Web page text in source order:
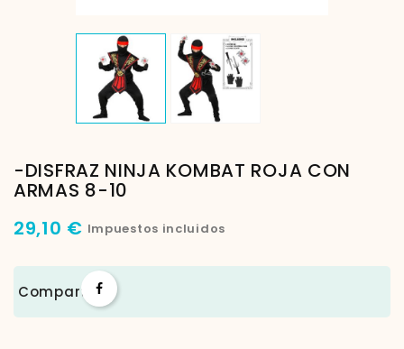
-DISFRAZ NINJA KOMBAT ROJA CON
ARMAS 8-10
29,10 € Impuestos incluidos
Compartir